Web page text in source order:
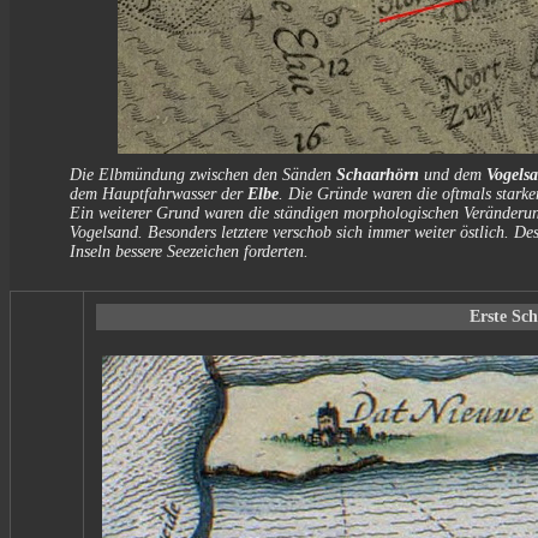
Die Elbmündung zwischen den Sänden Schaarhörn und dem
dem Hauptfahrwasser der Elbe . Die Gründe waren die oftmals
Ein weiterer Grund waren die ständigen morphologischen
Vogelsand. Besonders letztere verschob sich immer weiter östlich.
Inseln bessere Seezeichen forderten.
Erste